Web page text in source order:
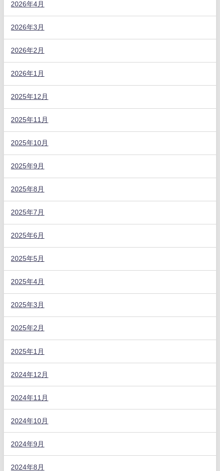
2026年4月
2026年3月
2026年2月
2026年1月
2025年12月
2025年11月
2025年10月
2025年9月
2025年8月
2025年7月
2025年6月
2025年5月
2025年4月
2025年3月
2025年2月
2025年1月
2024年12月
2024年11月
2024年10月
2024年9月
2024年8月